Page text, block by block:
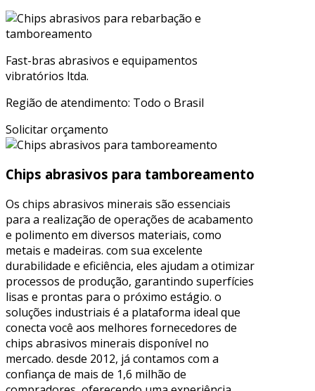
Fast-bras abrasivos e equipamentos
vibratórios ltda.
Região de atendimento: Todo o Brasil
Solicitar orçamento
Chips abrasivos para tamboreamento
Os chips abrasivos minerais são essenciais
para a realização de operações de acabamento
e polimento em diversos materiais, como
metais e madeiras. com sua excelente
durabilidade e eficiência, eles ajudam a otimizar
processos de produção, garantindo superfícies
lisas e prontas para o próximo estágio. o
soluções industriais é a plataforma ideal que
conecta você aos melhores fornecedores de
chips abrasivos minerais disponível no
mercado. desde 2012, já contamos com a
confiança de mais de 1,6 milhão de